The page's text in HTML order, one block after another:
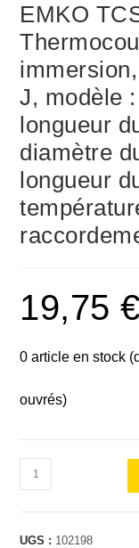
EMKO
J, modèle
longueur
diamètre
longueur
19,75€
0 article en stock
ouvrés)
UGS : 102198